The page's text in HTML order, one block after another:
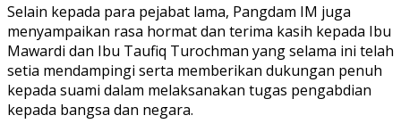
Selain kepada para pejabat lama, Pangdam IM juga
menyampaikan rasa hormat dan terima kasih kepada Ibu
Mawardi dan Ibu Taufiq Turochman yang selama ini telah
setia mendampingi serta memberikan dukungan penuh
kepada suami dalam melaksanakan tugas pengabdian
kepada bangsa dan negara.